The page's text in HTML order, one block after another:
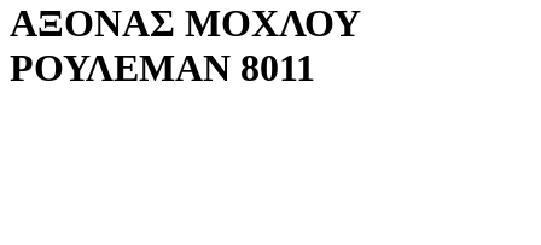
ΑΞΟΝΑΣ ΜΟΧΛΟΥ
ΡΟΥΛΕΜΑΝ 8011